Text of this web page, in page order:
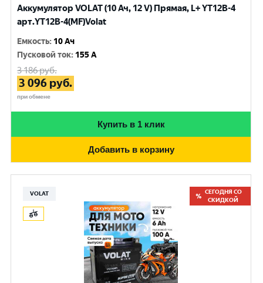
Аккумулятор VOLAT (10 Ач, 12 V) Прямая, L+ YT12B-4
арт.YT12B-4(MF)Volat
Емкость: 10 Ач
Пусковой ток: 155 A
3 186руб.
3 096 руб.
при обмене
Купить в 1 клик
Добавить в корзину
VOLAT
СЕГОДНЯ СО
СКИДКОЙ